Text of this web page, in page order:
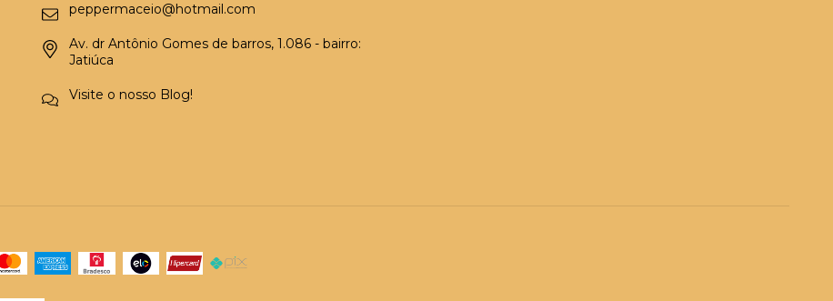
peppermaceio@hotmail.com
Av. dr Antônio Gomes de barros, 1.086 - bairro:
Jatiúca
Visite o nosso Blog!